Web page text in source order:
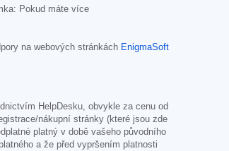
Pokud máte více
na webových stránkách EnigmaSoft
HelpDesku, obvykle za cenu od
nákupní stránky (které jsou zde
platný v době vašeho původního
a že před vypršením platnosti